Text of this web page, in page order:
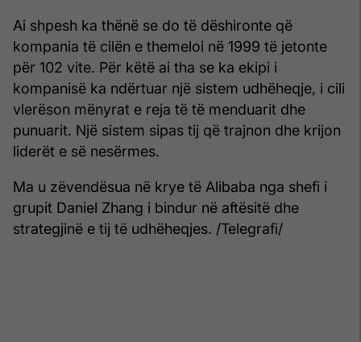
Ai shpesh ka thënë se do të dëshironte që
kompania të cilën e themeloi në 1999 të jetonte
për 102 vite. Për këtë ai tha se ka ekipi i
kompanisë ka ndërtuar një sistem udhëheqje, i cili
vlerëson mënyrat e reja të të menduarit dhe
punuarit. Një sistem sipas tij që trajnon dhe krijon
liderët e së nesërmes.
Ma u zëvendësua në krye të Alibaba nga shefi i
grupit Daniel Zhang i bindur në aftësitë dhe
strategjinë e tij të udhëheqjes. /Telegrafi/